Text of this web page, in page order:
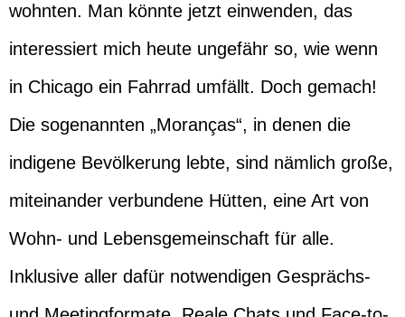
wohnten. Man könnte jetzt einwenden, das
interessiert mich heute ungefähr so, wie wenn
in Chicago ein Fahrrad umfällt. Doch gemach!
Die sogenannten „Moranças“, in denen die
indigene Bevölkerung lebte, sind nämlich große,
miteinander verbundene Hütten, eine Art von
Wohn- und Lebensgemeinschaft für alle.
Inklusive aller dafür notwendigen Gesprächs-